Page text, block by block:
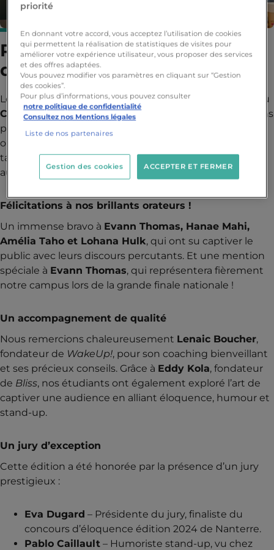
Retour sur le Concours
d’Éloquence YNOV x EICAR !
Le campus de Paris Ynov Campus a vibré au rythme du
Concours d’Éloquence, une étape clé des qualifications
pour la grande finale nationale du
oratoire a permis à nos étudiants de démontrer leur
talent en prise de parole et de relever un challenge
aussi exigeant qu’inspirant.
Félicitations à nos brillants orateurs !
Un immense bravo à Evann Thomas, Hanae Mahi,
Amélia Taho et Lohana Hulk, qui ont su captiver le
public avec leurs discours percutants. Et une mention
spéciale à Evann Thomas, qui représentera fièrement
notre campus lors de la grande finale nationale !
Un accompagnement de qualité
Nous remercions chaleureusement Lenaic Boucher,
fondateur de WakeUp!, pour son coaching bienveillant
et ses précieux conseils. Grâce à Eddy Kola, fondateur
de Bliss, nos étudiants ont également exploré l’art de
captiver une audience en alliant éloquence, humour et
stand-up.
Un jury d’exception
Cette édition a été honorée par la présence d’un jury
prestigieux :
Eva Dugard – Présidente du jury, finaliste du
concours d’éloquence édition 2024 de Nanterre.
Pablo Caillault – Humoriste stand-up, vu chez
priorité
En donnant votre accord, vous acceptez l’utilisation de cookies
qui permettent la réalisation de statistiques de visites pour
améliorer votre expérience utilisateur, vous proposer des services
et des offres adaptées.
Vous pouvez modifier vos paramètres en cliquant sur “Gestion
des cookies”.
Pour plus d’informations, vous pouvez consulter
notre politique de confidentialité
Consultez nos Mentions légales
Liste de nos partenaires
ACCEPTER ET FERMER
Gestion des cookies